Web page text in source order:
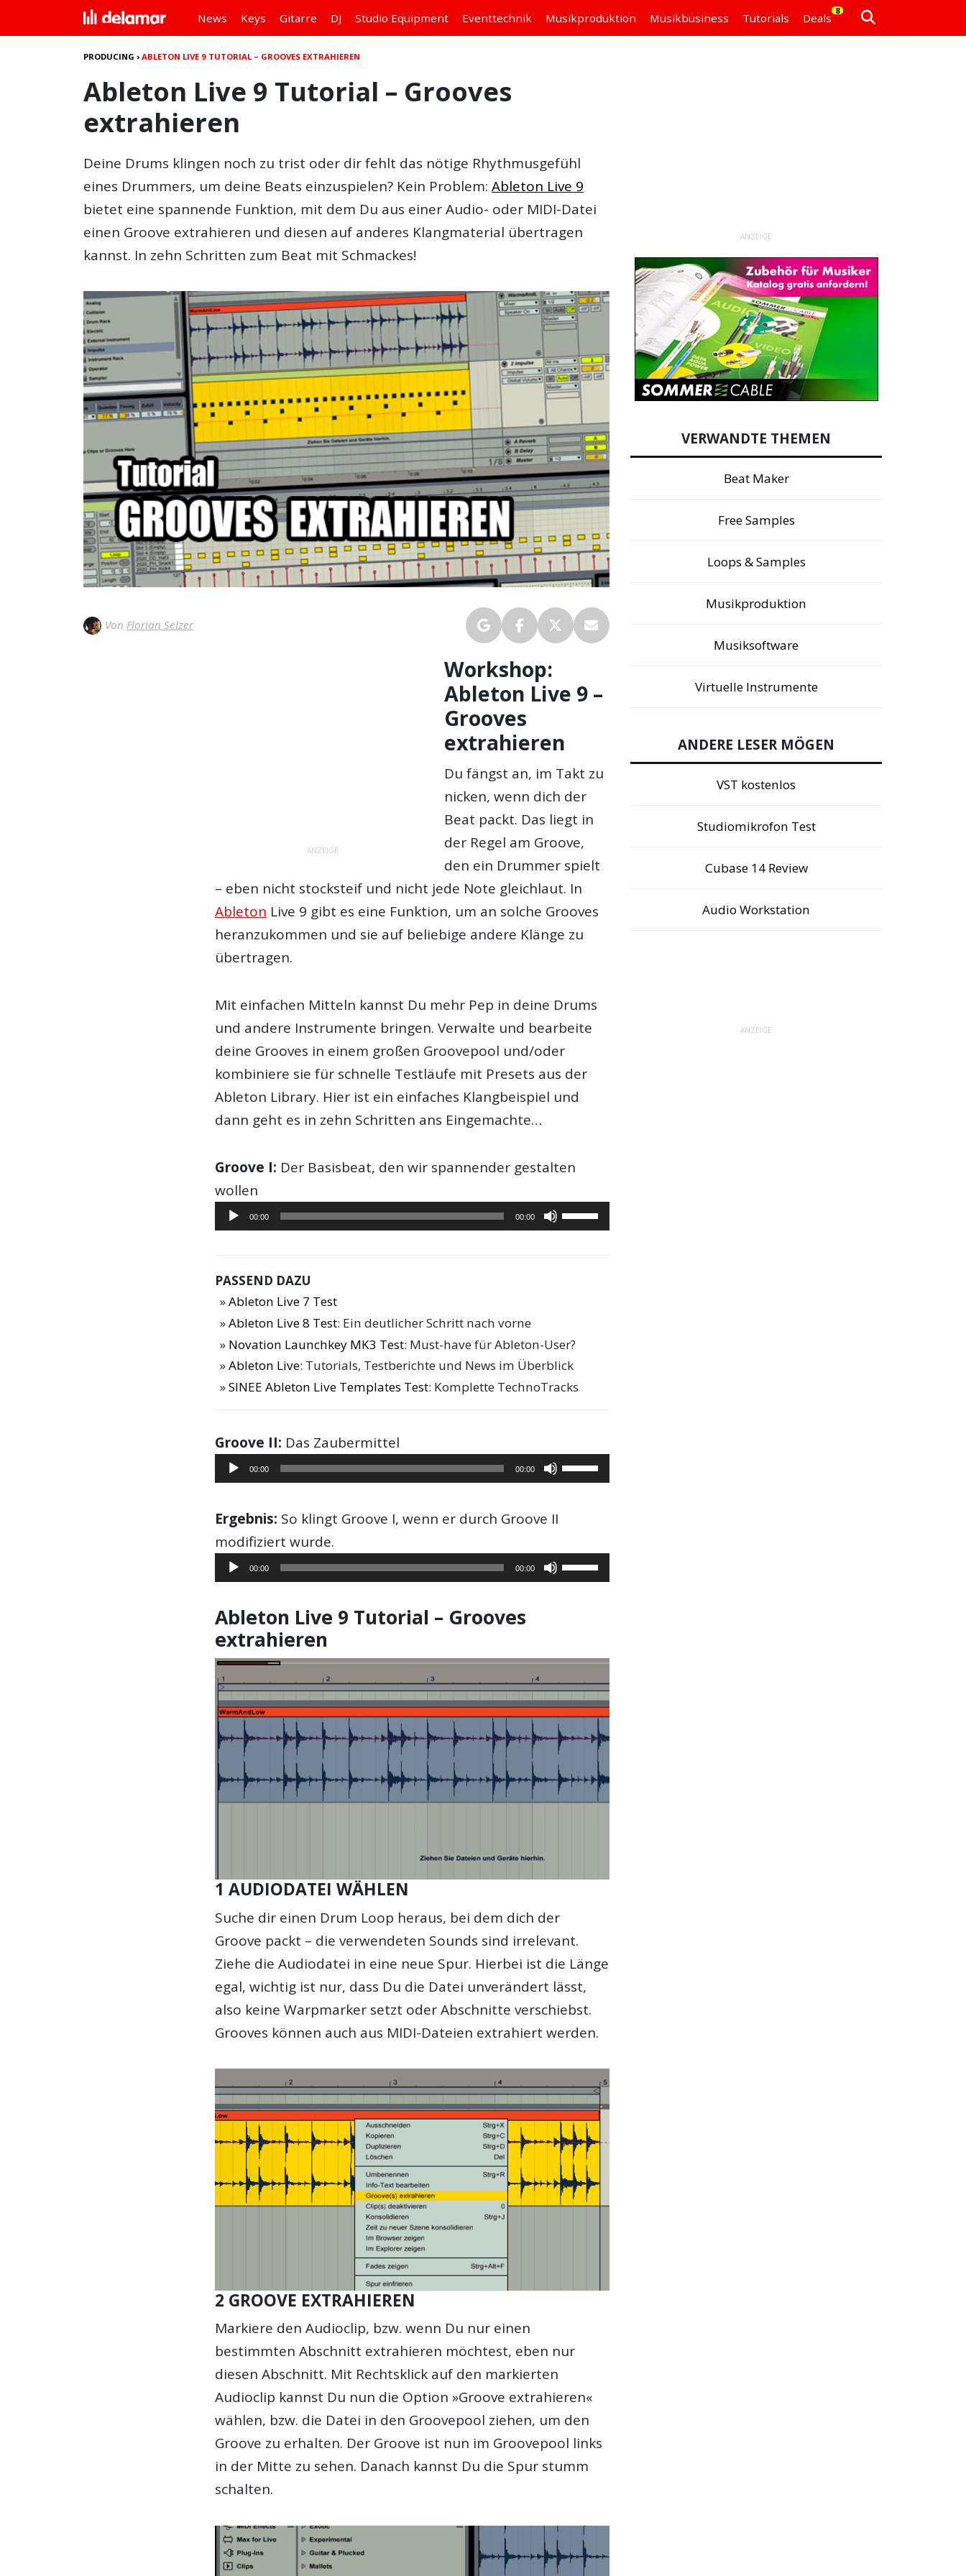
News Keys Gitarre DJ Studio Equipment Eventtechnik Musikproduktion Musikbusiness Tutorials Deals
8
PRODUCING ›ABLETON LIVE 9 TUTORIAL – GROOVES EXTRAHIEREN
Ableton Live 9 Tutorial – Grooves
extrahieren
Deine Drums klingen noch zu trist oder dir fehlt das nötige Rhythmusgefühl
eines Drummers, um deine Beats einzuspielen? Kein Problem:Ableton Live 9
bietet eine spannende Funktion, mit dem Du aus einer Audio- oder MIDI-Datei
einen Groove extrahieren und diesen auf anderes Klangmaterial übertragen
kannst. In zehn Schritten zum Beat mit Schmackes!
Von Florian Selzer
ANZEIGE
Workshop:
Ableton Live 9 –
Grooves
extrahieren
Du fängst an, im Takt zu
nicken, wenn dich der
Beat packt. Das liegt in
der Regel am Groove,
den ein Drummer spielt
– eben nicht stocksteif und nicht jede Note gleichlaut. In
Ableton Live 9 gibt es eine Funktion, um an solche Grooves
heranzukommen und sie auf beliebige andere Klänge zu
übertragen.
Mit einfachen Mitteln kannst Du mehr Pep in deine Drums
und andere Instrumente bringen. Verwalte und bearbeite
deine Grooves in einem großen Groovepool und/oder
kombiniere sie für schnelle Testläufe mit Presets aus der
Ableton Library. Hier ist ein einfaches Klangbeispiel und
dann geht es in zehn Schritten ans Eingemachte…
Groove I: Der Basisbeat, den wir spannender gestalten
wollen
Audio-
Player
00:00 00:00
Pfeiltasten
Hoch/Runter
zu
regeln.
PASSEND DAZU
Ableton Live 7 Test
Ableton Live 8 Test: Ein deutlicher Schritt nach vorne
Novation Launchkey MK3 Test: Must-have für Ableton-User?
Ableton Live: Tutorials, Testberichte und News im Überblick
SINEE Ableton Live Templates Test: Komplette TechnoTracks
Groove II: Das Zaubermittel
Audio-
Player
00:00 00:00
Pfeiltasten
Hoch/Runter
die
Lautstärke
Ergebnis: So klingt Groove I, wenn er durch Groove II
modifiziert wurde.
Audio-
Player
00:00 00:00
Pfeiltasten
Hoch/Runter
die
Lautstärke
zu
Ableton Live 9 Tutorial – Grooves
extrahieren
1 AUDIODATEI WÄHLEN
Suche dir einen Drum Loop heraus, bei dem dich der
Groove packt – die verwendeten Sounds sind irrelevant.
Ziehe die Audiodatei in eine neue Spur. Hierbei ist die Länge
egal, wichtig ist nur, dass Du die Datei unverändert lässt,
also keine Warpmarker setzt oder Abschnitte verschiebst.
Grooves können auch aus MIDI-Dateien extrahiert werden.
2 GROOVE EXTRAHIEREN
Markiere den Audioclip, bzw. wenn Du nur einen
bestimmten Abschnitt extrahieren möchtest, eben nur
diesen Abschnitt. Mit Rechtsklick auf den markierten
Audioclip kannst Du nun die Option »Groove extrahieren«
wählen, bzw. die Datei in den Groovepool ziehen, um den
Groove zu erhalten. Der Groove ist nun im Groovepool links
in der Mitte zu sehen. Danach kannst Du die Spur stumm
schalten.
ANZEIGE
VERWANDTE THEMEN
Beat Maker
Free Samples
Loops & Samples
Musikproduktion
Musiksoftware
Virtuelle Instrumente
ANDERE LESER MÖGEN
VST kostenlos
Studiomikrofon Test
Cubase 14 Review
Audio Workstation
ANZEIGE